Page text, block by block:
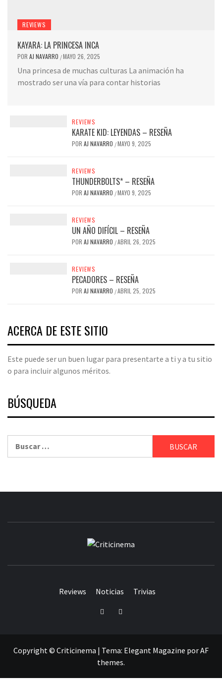
REVIEWS
KAYARA: LA PRINCESA INCA
POR AJ NAVARRO /MAYO 26, 2025
Una princesa de muchas culturas La animación ha
mostrado ser una vía para contar historias
REVIEWS
KARATE KID: LEYENDAS – RESEÑA
POR AJ NAVARRO /MAYO 9, 2025
REVIEWS
THUNDERBOLTS* – RESEÑA
POR AJ NAVARRO /MAYO 9, 2025
REVIEWS
UN AÑO DIFÍCIL – RESEÑA
POR AJ NAVARRO /ABRIL 26, 2025
REVIEWS
PECADORES – RESEÑA
POR AJ NAVARRO /ABRIL 25, 2025
ACERCA DE ESTE SITIO
Este puede ser un buen lugar para presentarte a ti y a tu sitio
o para incluir algunos méritos.
BÚSQUEDA
Reviews Noticias Trivias
TwitterFacebook
Copyright © Criticinema | Tema: Elegant Magazine porAF
themes.